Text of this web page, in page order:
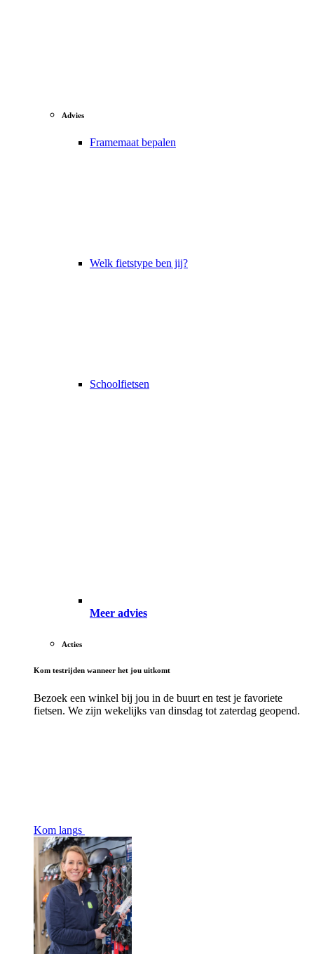
Advies
Framemaat bepalen
Welk fietstype ben jij?
Schoolfietsen
Meer advies
Acties
Kom testrijden wanneer het jou uitkomt
Bezoek een winkel bij jou in de buurt en test je favoriete
fietsen. We zijn wekelijks van dinsdag tot zaterdag geopend.
Kom langs